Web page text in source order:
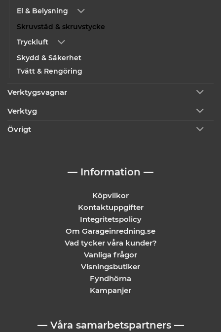
El & Belysning
Skruvstäd & skruvstycke
Tryckluft
Skydd & Säkerhet
Tvätt & Rengöring
Verktygsvagnar
Verktyg
Övrigt
— Information —
Köpvilkor
Kontaktuppgifter
Integritetspolicy
Om Garageinredning.se
Vad tycker våra kunder?
Vanliga frågor
Visningsbutiker
Fyndhörna
Kampanjer
— Våra samarbetspartners —